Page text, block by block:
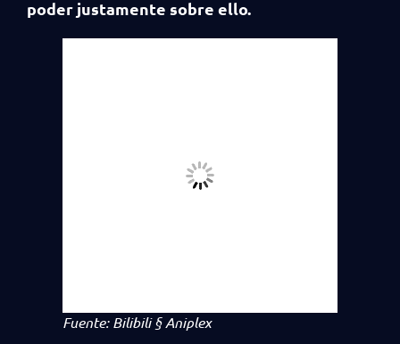
poder justamente sobre ello.
Fuente: Bilibili § Aniplex